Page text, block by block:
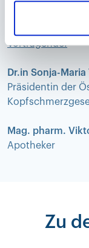
Vortragende:
Dr.in Sonja-Maria
Präsidentin der
Mag. pharm.
Apotheker
Zu